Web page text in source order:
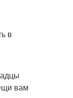
в
вам